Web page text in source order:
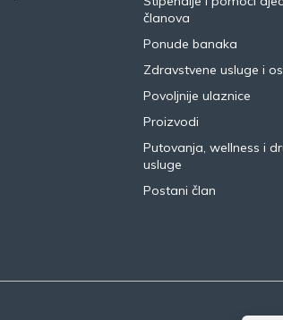
članova
Ponude banaka
Zdravstvene usluge i
Povoljnije ulaznice
Proizvodi
Putovanja, wellness i
usluge
Postani član